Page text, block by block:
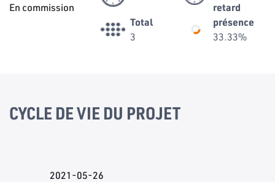
En commission
retard
Total
3
présence
33.33%
CYCLE DE VIE DU PROJET
2021-05-26